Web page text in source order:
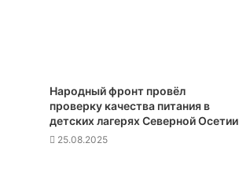
Народный фронт провёл
проверку качества питания в
детских лагерях Северной Осетии
25.08.2025